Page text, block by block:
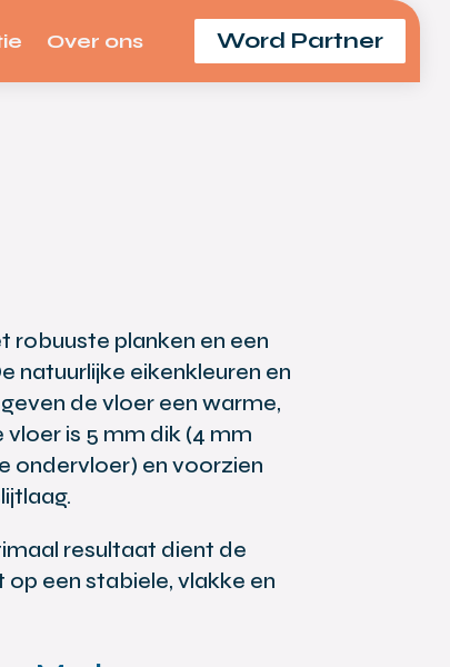
Over ons Word Partner
robuuste planken en een
natuurlijke eikenkleuren en
de vloer een warme,
is 5 mm dik (4 mm
ondervloer) en voorzien
resultaat dient de
een stabiele, vlakke en